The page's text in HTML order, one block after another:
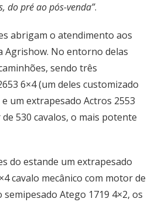
do pré ao pós-venda”.
abrigam o atendimento aos
Agrishow. No entorno delas
sendo três
6×4 (um deles customizado
um extrapesado Actros 2553
530 cavalos, o mais potente
do estande um extrapesado
cavalo mecânico com motor de
semipesado Atego 1719 4×2, os